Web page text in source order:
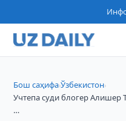
Бош саҳифа›Ўзбекистон›
Учтепа суди блогер Алишер
…